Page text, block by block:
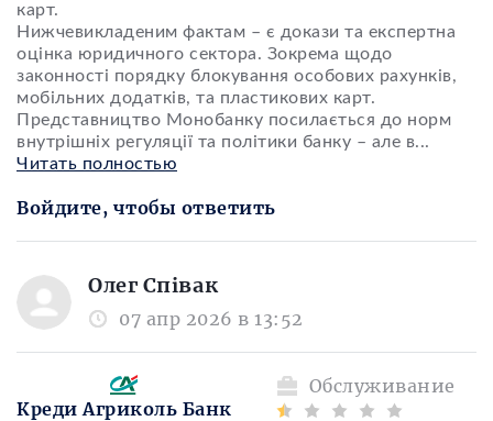
карт.
Нижчевикладеним фактам – є докази та експертна
оцінка юридичного сектора. Зокрема щодо
законності порядку блокування особових рахунків,
мобільних додатків, та пластикових карт.
Представництво Монобанку посилається до норм
внутрішніх регуляції та політики банку – але в...
Читать полностью
Войдите, чтобы ответить
Олег Співак
07 апр 2026 в 13:52
Обслуживание
Креди Агриколь Банк